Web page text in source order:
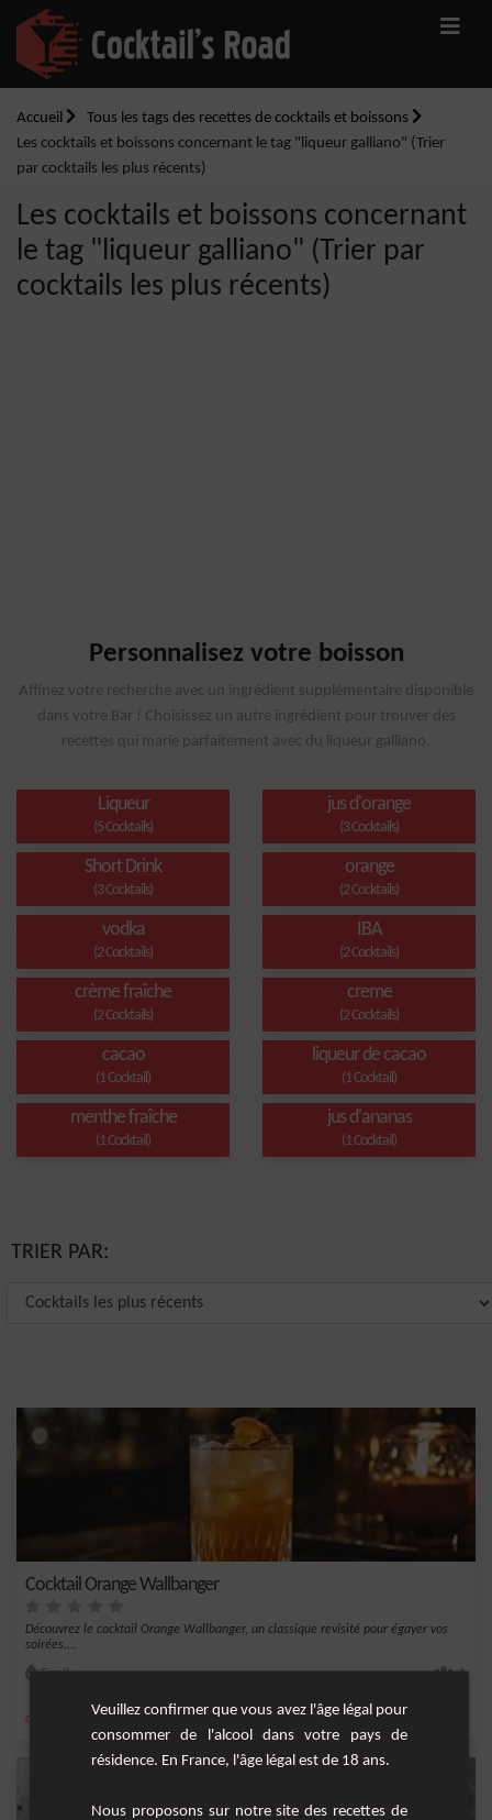
Accueil
Tous les tags des recettes de cocktails et boissons
Les cocktails et boissons concernant le tag "liqueur galliano" (Trier
par cocktails les plus récents)
Les cocktails et boissons concernant
le tag "liqueur galliano" (Trier par
cocktails les plus récents)
Personnalisez votre boisson
Affinez votre recherche avec un ingrédient supplémentaire disponible
dans votre Bar ! Choisissez un autre ingrédient pour trouver des
recettes qui marie parfaitement avec du liqueur galliano.
Liqueur
(5 Cocktails)
jus d'orange
(3 Cocktails)
Short Drink
(3 Cocktails)
orange
(2 Cocktails)
vodka
(2 Cocktails)
IBA
(2 Cocktails)
crème fraîche
(2 Cocktails)
creme
(2 Cocktails)
cacao
(1 Cocktail)
liqueur de cacao
(1 Cocktail)
menthe fraîche
(1 Cocktail)
jus d'ananas
(1 Cocktail)
TRIER PAR:
Cocktail Orange Wallbanger
Découvrez le cocktail Orange Wallbanger, un classique revisité pour égayer vos
soirées....
Facile 1
orange vodka,jus d'orange ,Liqueur, Jus de Fruits
Veuillez confirmer que vous avez l'âge légal pour
consommer de l'alcool dans votre pays de
résidence. En France, l'âge légal est de 18 ans.
Nous proposons sur notre site des recettes de